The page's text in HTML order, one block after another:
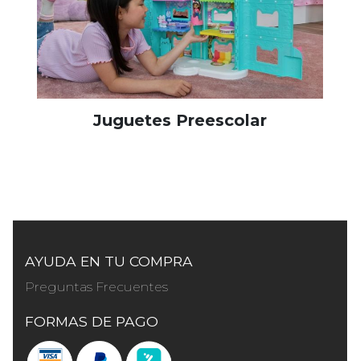
Juguetes Preescolar
AYUDA EN TU COMPRA
Preguntas Frecuentes
FORMAS DE PAGO